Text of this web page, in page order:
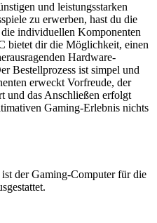
und leistungsstarken
zu erwerben, hast du die
individuellen Komponenten
bietet dir die Möglichkeit, einen
Hardware-
Bestellprozess ist simpel und
erweckt Vorfreude, der
und das Anschließen erfolgt
Gaming-Erlebnis nichts
der Gaming-Computer für die